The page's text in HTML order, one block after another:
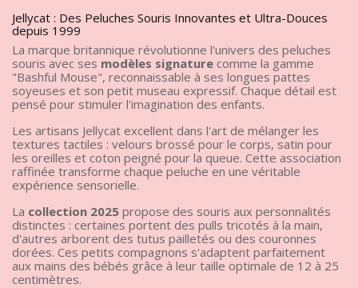
Jellycat : Des Peluches Souris Innovantes et Ultra-Douces
depuis 1999
La marque britannique révolutionne l'univers des peluches
souris avec ses modèles signature comme la gamme
"Bashful Mouse", reconnaissable à ses longues pattes
soyeuses et son petit museau expressif. Chaque détail est
pensé pour stimuler l'imagination des enfants.
Les artisans Jellycat excellent dans l'art de mélanger les
textures tactiles : velours brossé pour le corps, satin pour
les oreilles et coton peigné pour la queue. Cette association
raffinée transforme chaque peluche en une véritable
expérience sensorielle.
La collection 2025 propose des souris aux personnalités
distinctes : certaines portent des pulls tricotés à la main,
d'autres arborent des tutus pailletés ou des couronnes
dorées. Ces petits compagnons s'adaptent parfaitement
aux mains des bébés grâce à leur taille optimale de 12 à 25
centimètres.